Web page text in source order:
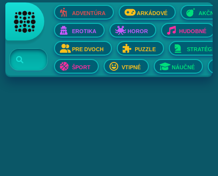
ADVENTÚRA ARKÁDOVÉ AKČNÉ
EROTIKA HOROR HUDOBNÉ
PRE DVOCH PUZZLE STRATÉGIE
ŠPORT VTIPNÉ NÁUČNÉ